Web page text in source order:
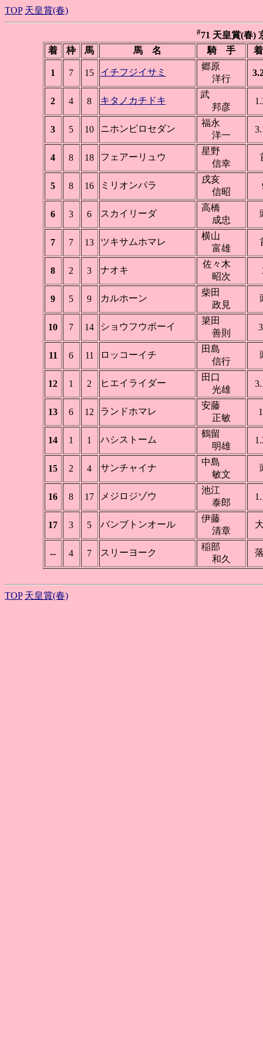
TOP 天皇賞(春)
#71 天皇賞(春)
着
枠 馬 馬 名 騎 手
1 7 15 イチフジイサミ
郷原
洋行
2 4 8 キタノカチドキ
武
邦彦
3 5 10 ニホンピロセダン
福永
洋一
4 8 18 フェアーリュウ
星野
信幸
5 8 16 ミリオンパラ
戌亥
信昭
6 3 6 スカイリーダ
高橋
成忠
7 7 13 ツキサムホマレ
横山
富雄
8 2 3 ナオキ
佐々木
昭次
9 5 9 カルホーン
柴田
政見
10 7 14 ショウフウボーイ
簗田
善則
11 6 11 ロッコーイチ
田島
信行
12 1 2 ヒエイライダー
田口
光雄
13 6 12 ランドホマレ
安藤
正敏
14 1 1 ハシストーム
鶴留
明雄
15 2 4 サンチャイナ
中島
敏文
16 8 17 メジロジゾウ
池江
泰郎
17 3 5 バンブトンオール
伊藤
清章
-- 4 7 スリーヨーク
稲部
和久
TOP 天皇賞(春)